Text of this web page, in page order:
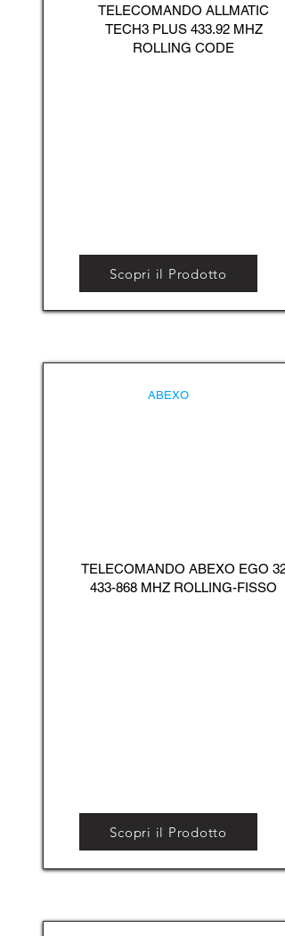
TELECOMANDO ALLMATIC
TECH3 PLUS 433.92 MHZ
ROLLING CODE
Scopri il Prodotto
ABEXO
TELECOMANDO ABEXO EGO 32
433-868 MHZ ROLLING-FISSO
Scopri il Prodotto